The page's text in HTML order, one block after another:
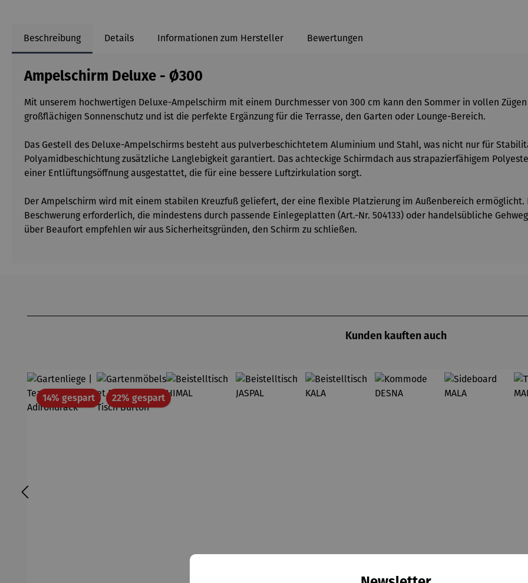
Beschreibung Details Informationen zum Hersteller Bewertungen
Ampelschirm Deluxe - Ø300
Mit unserem hochwertigen Deluxe-Ampelschirm mit einem Durchmesser von 300 cm kann den Sommer in vollen
großflächigen Sonnenschutz und ist die perfekte Ergänzung für die Terrasse, den Garten oder Lounge-Bereich.
Das Gestell des Deluxe-Ampelschirms besteht aus pulverbeschichtetem Aluminium und Stahl, was nicht nur für
Polyamidbeschichtung zusätzliche Langlebigkeit garantiert. Das achteckige Schirmdach aus strapazierfähigem
einer Entlüftungsöffnung ausgestattet, die für eine bessere Luftzirkulation sorgt.
Der Ampelschirm wird mit einem stabilen Kreuzfuß geliefert, der eine flexible Platzierung im Außenbereich
Beschwerung erforderlich, die mindestens durch passende Einlegeplatten (Art.-Nr. 504133) oder handelsübliche
über Beaufort empfehlen wir aus Sicherheitsgründen, den Schirm zu schließen.
Kunden kauften auch
14% gespartRabatt22% gespartRabatt